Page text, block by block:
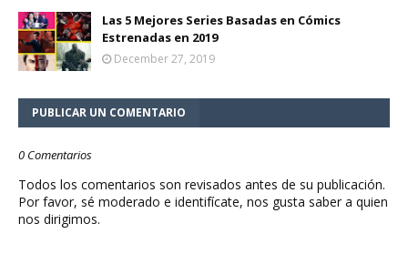
Las 5 Mejores Series Basadas en Cómics
Estrenadas en 2019
December 27, 2019
PUBLICAR UN COMENTARIO
0 Comentarios
Todos los comentarios son revisados antes de su publicación.
Por favor, sé moderado e identifícate, nos gusta saber a quien
nos dirigimos.